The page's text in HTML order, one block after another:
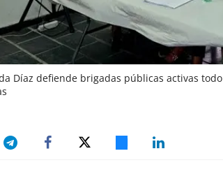
Díaz defiende brigadas públicas activas